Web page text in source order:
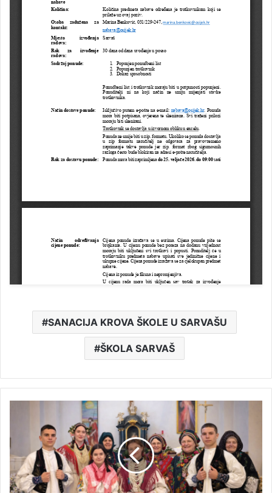
SANACIJA KROVA ŠKOLE U SARVAŠU
ŠKOLA SARVAŠ